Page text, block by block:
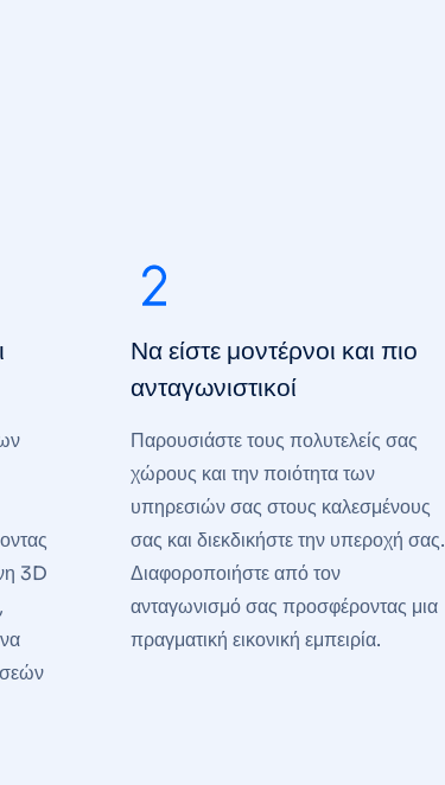
3D
Να είστε μοντέρνοι και πιο
ανταγωνιστικοί
Παρουσιάστε τους πολυτελείς σας
χώρους και την ποιότητα των
υπηρεσιών σας στους καλεσμένους
σας και διεκδικήστε την υπεροχή σας.
Διαφοροποιήστε από τον
ανταγωνισμό σας προσφέροντας μια
πραγματική εικονική εμπειρία.